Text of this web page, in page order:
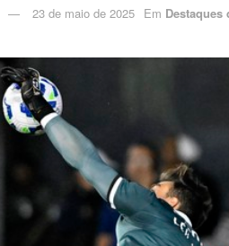
23 de maio de 2025 Em Destaques